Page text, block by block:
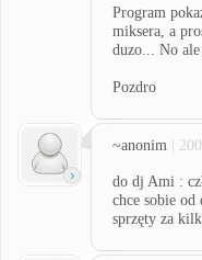
Program
miksera, a
duzo... No
Pozdro
~anonim |
do dj Ami :
chce sobie od
sprzęty za